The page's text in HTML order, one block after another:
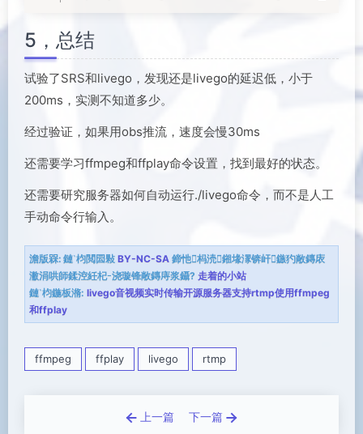
5，总结
试验了SRS和livego，发现还是livego的延迟低，小于
200ms，实测不知道多少。
经过验证，如果用obs推流，速度会慢30ms
还需要学习ffmpeg和ffplay命令设置，找到最好的状态。
还需要研究服务器如何自动运行./livego命令，而不是人工
手动命令行输入。
澹版槑: 鏈枃閲囩敤 BY-NC-SA 鍗忚杩涜鎺堟潈锛屽鏃犳敞鏄庡
潎涓哄師鍒涳紝杞浇璇锋敞鏄庤浆鑷? 走着的小站
鏈枃鍦板潃: livego音视频实时传输开源服务器支持rtmp使用ffmpeg
和ffplay
ffmpeg ffplay livego rtmp
上一篇 下一篇